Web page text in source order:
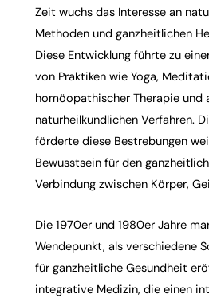
Zeit wuchs das Interesse an
Methoden und ganzheitlichen
Diese Entwicklung führte zu
von Praktiken wie Yoga,
homöopathischer Therapie und
naturheilkundlichen Verfahren.
förderte diese Bestrebungen
Bewusstsein für den
Verbindung zwischen Körper,
Die 1970er und 1980er Jahre
Wendepunkt, als verschiedene
für ganzheitliche Gesundheit
integrative Medizin, die einen